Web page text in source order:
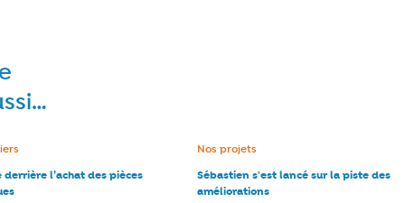
derrière l’achat des pièces
:
Sébastien s'est lancé sur la piste des
améliorations
Catégorie :
Nos projets